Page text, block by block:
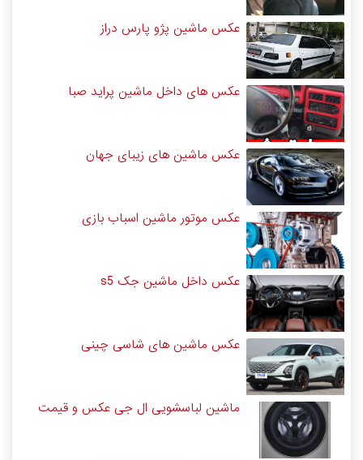
عکس ماشین پژو پارس دراز
عکس های داخل ماشین پراید صبا
عکس ماشین های زیبای جهان
عکس موتور ماشین اسباب بازی
عکس داخل ماشین جک s5
عکس ماشین های شاسی چینی
ماشین لباسشویی ال جی عکس و قیمت